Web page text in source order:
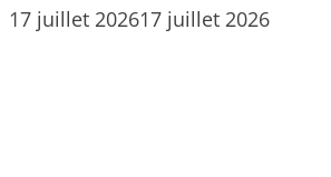
17 juillet 202617 juillet 2026